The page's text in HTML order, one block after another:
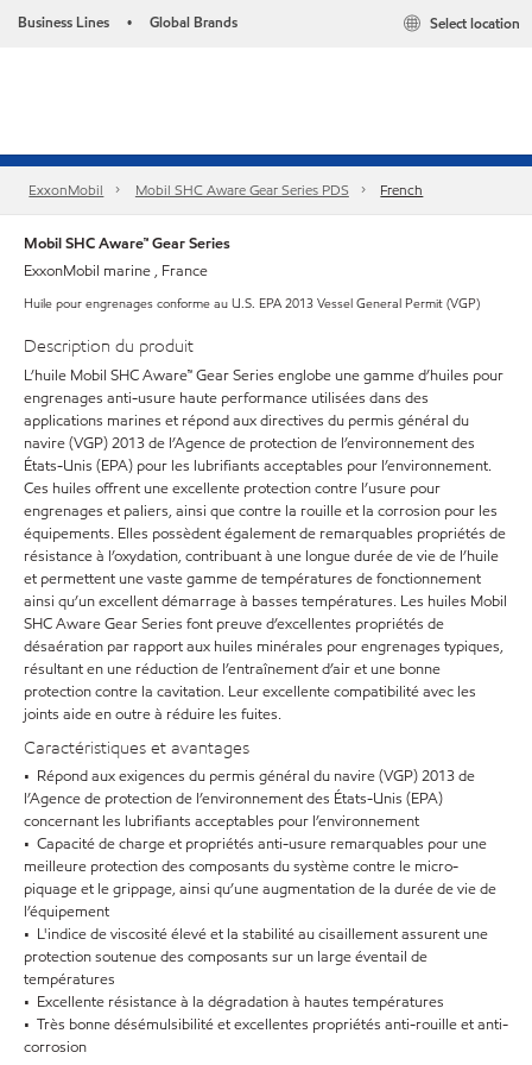
Business Lines • Global Brands Select location
ExxonMobil Mobil SHC Aware Gear Series PDS French
Mobil SHC Aware™ Gear Series
ExxonMobil marine , France
Huile pour engrenages conforme au U.S. EPA 2013 Vessel General Permit (VGP)
Description du produit
L’huile Mobil SHC Aware™ Gear Series englobe une gamme d’huiles pour
engrenages anti-usure haute performance utilisées dans des
applications marines et répond aux directives du permis général du
navire (VGP) 2013 de l’Agence de protection de l’environnement des
États-Unis (EPA) pour les lubrifiants acceptables pour l’environnement.
Ces huiles offrent une excellente protection contre l’usure pour
engrenages et paliers, ainsi que contre la rouille et la corrosion pour les
équipements. Elles possèdent également de remarquables propriétés de
résistance à l’oxydation, contribuant à une longue durée de vie de l’huile
et permettent une vaste gamme de températures de fonctionnement
ainsi qu’un excellent démarrage à basses températures. Les huiles Mobil
SHC Aware Gear Series font preuve d’excellentes propriétés de
désaération par rapport aux huiles minérales pour engrenages typiques,
résultant en une réduction de l’entraînement d’air et une bonne
protection contre la cavitation. Leur excellente compatibilité avec les
joints aide en outre à réduire les fuites.
Caractéristiques et avantages
• Répond aux exigences du permis général du navire (VGP) 2013 de
l’Agence de protection de l’environnement des États-Unis (EPA)
concernant les lubrifiants acceptables pour l’environnement
• Capacité de charge et propriétés anti-usure remarquables pour une
meilleure protection des composants du système contre le micro-
piquage et le grippage, ainsi qu’une augmentation de la durée de vie de
l’équipement
• L'indice de viscosité élevé et la stabilité au cisaillement assurent une
protection soutenue des composants sur un large éventail de
températures
• Excellente résistance à la dégradation à hautes températures
• Très bonne désémulsibilité et excellentes propriétés anti-rouille et anti-
corrosion